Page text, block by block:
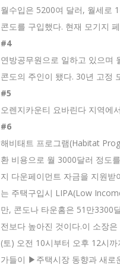
월수입은 5200여 달러, 월세로
콘도를 구입했다. 현재 모기지
#4
연방공무원으로 일하고 있으며
콘도의 주인이 됐다. 30년 고정
#5
오렌지카운티 요바린다 지역에
#6
해비태트 프로그램(Habitat
환 비용으로 월 3000달러 정도
지 다운페이먼트 자금을 지원
는 주택구입시 LIPA(Low
만, 콘도나 타운홈은 51만3300
전보다 높아진 것이다.이 소장
(토) 오전 10시부터 오후 12시
가들이 ▶주택시장 동향과 새로